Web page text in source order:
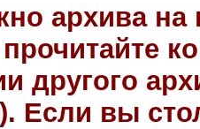
архива на
другого
Если вы